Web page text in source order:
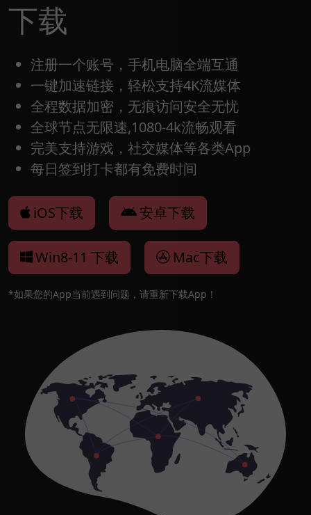
下载
注册一个账号，手机电脑全端互通
一键加速链接，轻松支持4K流媒体
全程数据加密，无痕访问安全无忧
全球节点无限速,1080-4k流畅观看
完美支持游戏，社交媒体等各类App
每日签到打卡都有免费时间
iOS下载 安卓下载
Win8-11 下载 Mac下载
*如果您的App当前遇到问题，请重新下载App！